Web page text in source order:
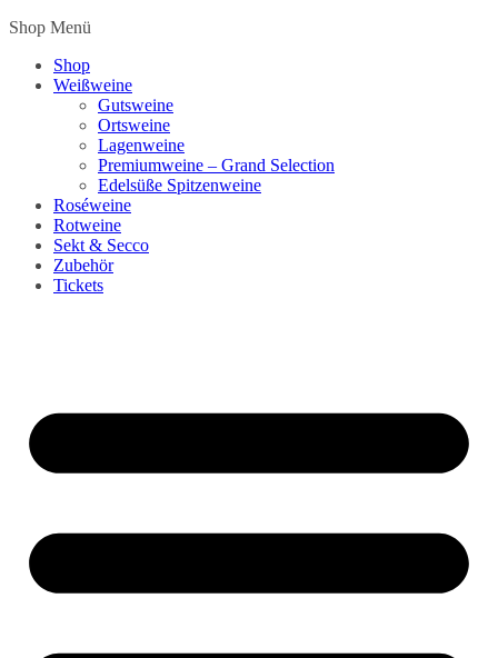
Shop Menü
Shop
Weißweine
Gutsweine
Ortsweine
Lagenweine
Premiumweine – Grand Selection
Edelsüße Spitzenweine
Roséweine
Rotweine
Sekt & Secco
Zubehör
Tickets